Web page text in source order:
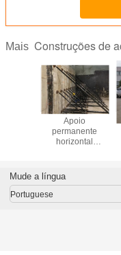
Mais Construções de
Apoio
permanente
horizontal
parede
Mude a língua
Portuguese